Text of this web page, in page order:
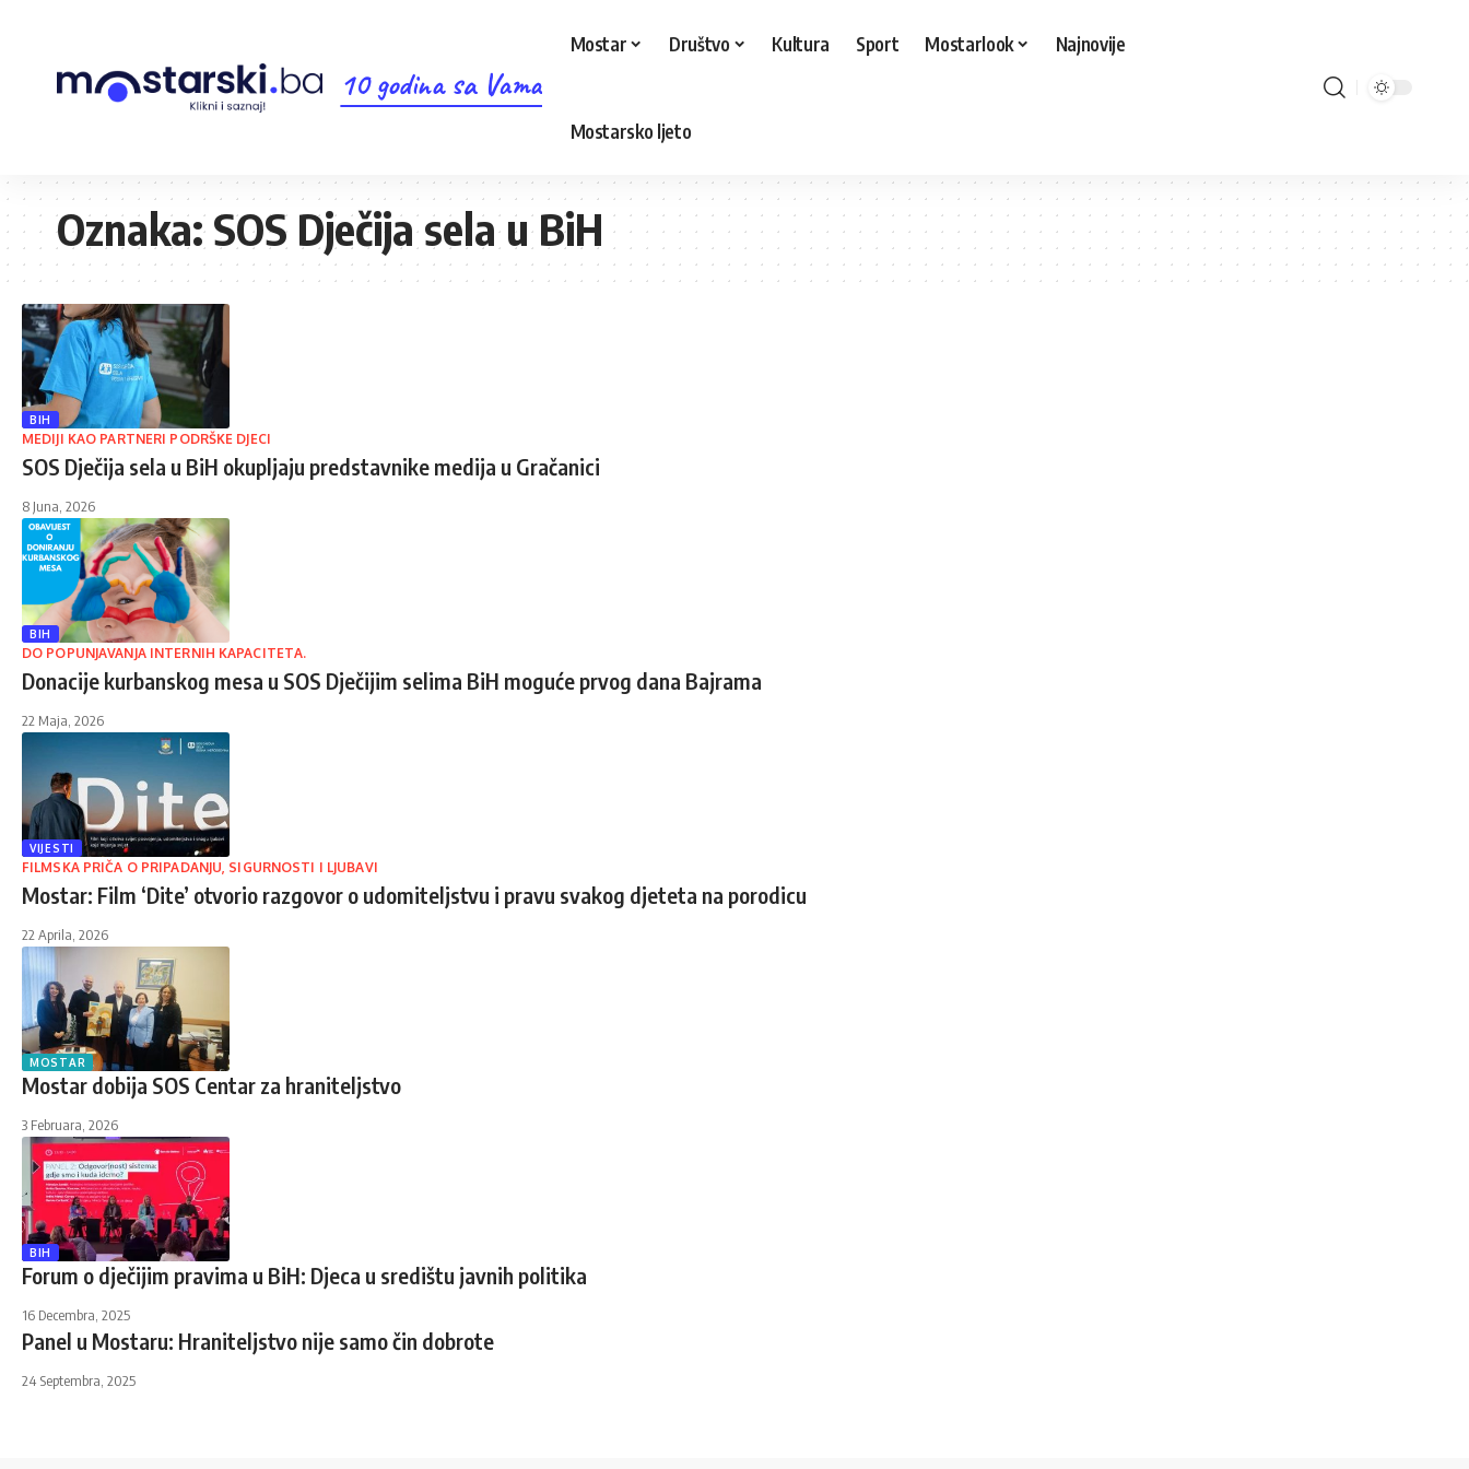
10 godina sa Vama
Mostar Društvo Kultura Sport Mostarlook Najnovije
Mostarsko ljeto
Oznaka:SOS Dječija sela u BiH
BIH
MEDIJI KAO PARTNERI PODRŠKE DJECI
SOS Dječija sela u BiH okupljaju predstavnike medija u Gračanici
8 Juna, 2026
BIH
DO POPUNJAVANJA INTERNIH KAPACITETA.
Donacije kurbanskog mesa u SOS Dječijim selima BiH moguće prvog dana Bajrama
22 Maja, 2026
VIJESTI
FILMSKA PRIČA O PRIPADANJU, SIGURNOSTI I LJUBAVI
Mostar: Film ‘Dite’ otvorio razgovor o udomiteljstvu i pravu svakog djeteta na porodicu
22 Aprila, 2026
MOSTAR
Mostar dobija SOS Centar za hraniteljstvo
3 Februara, 2026
BIH
Forum o dječijim pravima u BiH: Djeca u središtu javnih politika
16 Decembra, 2025
Panel u Mostaru: Hraniteljstvo nije samo čin dobrote
24 Septembra, 2025